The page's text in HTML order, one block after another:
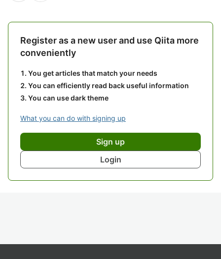
Register as a new user and use Qiita more
conveniently
You get articles that match your needs
You can efficiently read back useful information
You can use dark theme
What you can do with signing up
Sign up
Login